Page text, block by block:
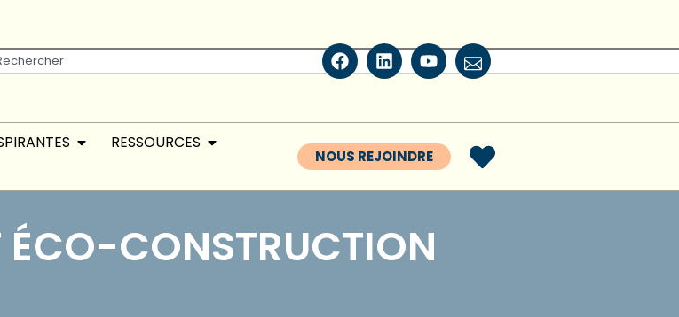
RESSOURCES
NOUS REJOINDRE
ÉCO-CONSTRUCTION